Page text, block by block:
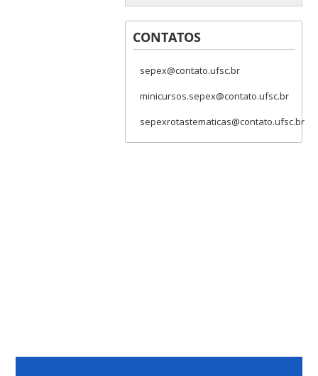
CONTATOS
sepex@contato.ufsc.br
minicursos.sepex@contato.ufsc.br
sepexrotastematicas@contato.ufsc.br